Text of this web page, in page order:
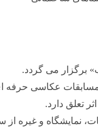
برگزار می‏ گردد.
عکاسی حرفه‏
تعلق دارد.
نمایشگاه و غیره